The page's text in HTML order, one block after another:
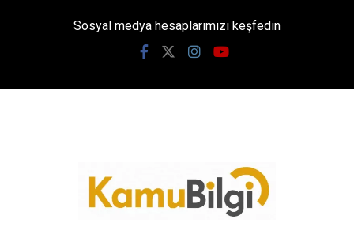
Sosyal medya hesaplarımızı keşfedin